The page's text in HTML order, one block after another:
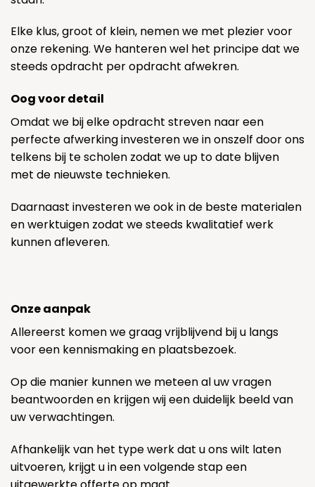
Elke klus, groot of klein, nemen we met plezier voor
onze rekening. We hanteren wel het principe dat we
steeds opdracht per opdracht afwekren.
Oog voor detail
Omdat we bij elke opdracht streven naar een
perfecte afwerking investeren we in onszelf door ons
telkens bij te scholen zodat we up to date blijven
met de nieuwste technieken.
Daarnaast investeren we ook in de beste materialen
en werktuigen zodat we steeds kwalitatief werk
kunnen afleveren.
Onze aanpak
Allereerst komen we graag vrijblijvend bij u langs
voor een kennismaking en plaatsbezoek.
Op die manier kunnen we meteen al uw vragen
beantwoorden en krijgen wij een duidelijk beeld van
uw verwachtingen.
Afhankelijk van het type werk dat u ons wilt laten
uitvoeren, krijgt u in een volgende stap een